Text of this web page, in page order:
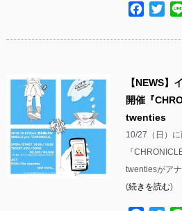
【NEWS】
開催『
twenties
10/27（日）に
『
twentiesがア
(続きを読む)